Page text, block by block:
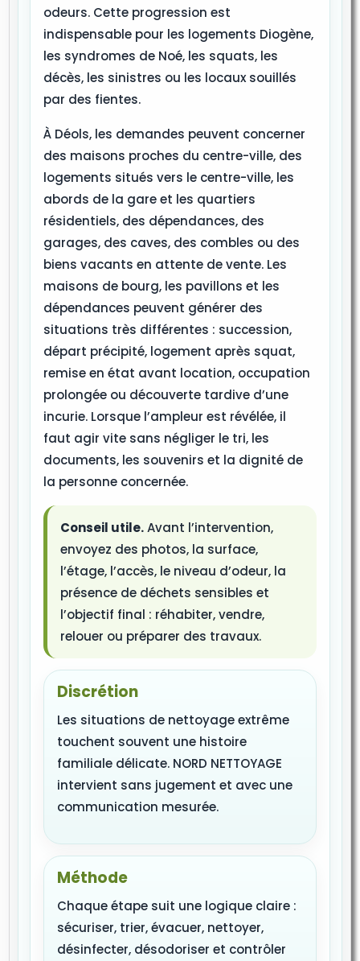
odeurs. Cette progression est
indispensable pour les logements Diogène,
les syndromes de Noé, les squats, les
décès, les sinistres ou les locaux souillés
par des fientes.
À Déols, les demandes peuvent concerner
des maisons proches du centre-ville, des
logements situés vers le centre-ville, les
abords de la gare et les quartiers
résidentiels, des dépendances, des
garages, des caves, des combles ou des
biens vacants en attente de vente. Les
maisons de bourg, les pavillons et les
dépendances peuvent générer des
situations très différentes : succession,
départ précipité, logement après squat,
remise en état avant location, occupation
prolongée ou découverte tardive d’une
incurie. Lorsque l’ampleur est révélée, il
faut agir vite sans négliger le tri, les
documents, les souvenirs et la dignité de
la personne concernée.
Conseil utile.Avant l’intervention,
envoyez des photos, la surface,
l’étage, l’accès, le niveau d’odeur, la
présence de déchets sensibles et
l’objectif final : réhabiter, vendre,
relouer ou préparer des travaux.
Discrétion
Les situations de nettoyage extrême
touchent souvent une histoire
familiale délicate. NORD NETTOYAGE
intervient sans jugement et avec une
communication mesurée.
Méthode
Chaque étape suit une logique claire :
sécuriser, trier, évacuer, nettoyer,
désinfecter, désodoriser et contrôler